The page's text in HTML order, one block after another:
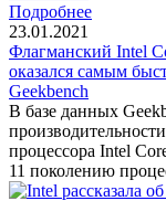
Подробнее
23.01.2021
Флагманский Intel
оказался самым
Geekbench
В базе данных
процессора Intel
11 поколению